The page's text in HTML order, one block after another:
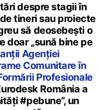
despre stagii în
tineri sau proiecte
să deosebești o
doar „sună bine pe
Agenției
Comunitare în
Profesionale
România a
#pebune”, un